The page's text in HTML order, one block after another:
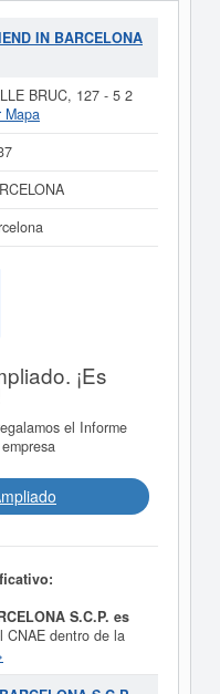
IN BARCELONA
BRUC, 127 - 5 2
Mapa
¡Es
el Informe
S.C.P. es
CNAE dentro de la
de apoyo a las
A. FRIEND IN